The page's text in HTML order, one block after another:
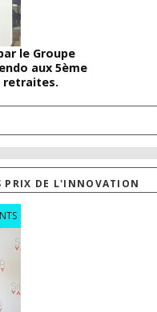
le Groupe
aux 5ème
retraites.
PRIX DE L'INNOVATION